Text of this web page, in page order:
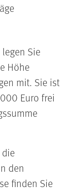
legen Sie
Höhe
mit. Sie ist
Euro frei
den
finden Sie